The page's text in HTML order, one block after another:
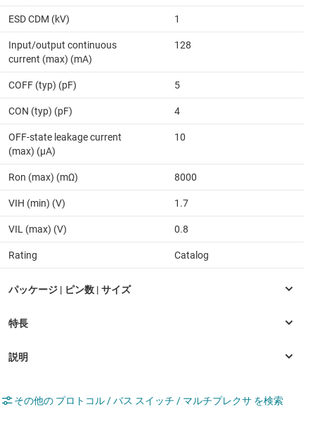
ESD CDM (kV) 1
Input/output continuous
current (max) (mA)
128
COFF (typ) (pF) 5
CON (typ) (pF) 4
OFF-state leakage current
(max) (µA)
10
Ron (max) (mΩ) 8000
VIH (min) (V) 1.7
VIL (max) (V) 0.8
Rating Catalog
その他の プロトコル / バス スイッチ / マルチプレクサ を検索